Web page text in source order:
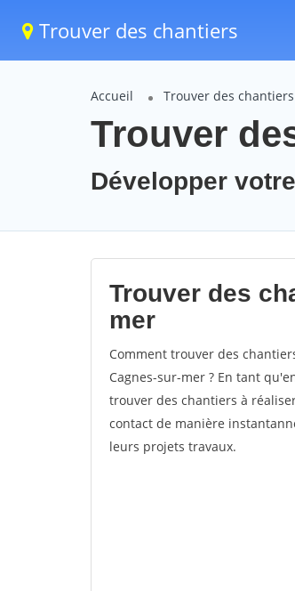
Trouver des chantiers
Accueil Trouver des
Trouver
Développer
Trouver des
mer
Comment trouver des
Cagnes-sur-mer ? En tant
trouver des chantiers à
contact de manière
leurs projets travaux.